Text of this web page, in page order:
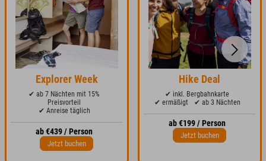
Explorer Week
✔ ab 7 Nächten mit 15%
Preisvorteil
✔ Anreise täglich
ab €439 / Person
Jetzt buchen
Hike Deal
✔ inkl. Bergbahnkarte
✔ ermäßigt
✔ ab 3 Nächten
ab €199 / Person
Jetzt buchen